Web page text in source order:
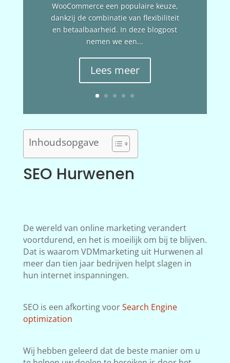
WooCommerce een populaire keuze,
dankzij de combinatie van flexibiliteit
en betaalbaarheid. In deze blogpost
nemen we een...
Lees meer
Inhoudsopgave
SEO Hurwenen
De wereld van online marketing verandert
voortdurend, en het is moeilijk om bij te blijven.
Dat is waarom VDMmarketing uit Hurwenen al
meer dan tien jaar bedrijven helpt slagen in
hun internet inspanningen.
SEO is een afkorting voorSearch Engine
optimization
Wij hebben geleerd dat de beste manier om u